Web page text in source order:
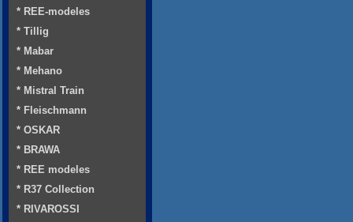
* REE-modeles
* Tillig
* Mabar
* Mehano
* Mistral Train
* Fleischmann
* OSKAR
* BRAWA
* REE modeles
* R37 Collection
* RIVAROSSI